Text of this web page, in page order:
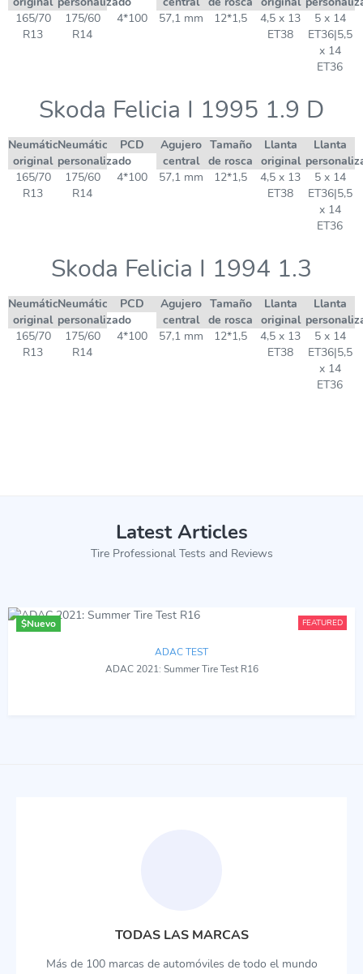
165/70
R13
175/60
R14
4*100 57,1 mm 12*1,5
4,5 x 13
ET38
5 x 14
ET36|5,5
x 14
ET36
Skoda Felicia I 1995 1.9 D
Neumático
original
Neumático
personalizado
PCD
Agujero
central
Tamaño
de rosca
Llanta
original
Llanta
165/70
R13
175/60
R14
4*100 57,1 mm 12*1,5
4,5 x 13
ET38
5 x 14
ET36|5,5
x 14
ET36
Skoda Felicia I 1994 1.3
Neumático
original
Neumático
personalizado
PCD
Agujero
central
Tamaño
de rosca
Llanta
original
Llanta
165/70
R13
175/60
R14
4*100 57,1 mm 12*1,5
4,5 x 13
ET38
5 x 14
ET36|5,5
x 14
ET36
Latest Articles
Tire Professional Tests and Reviews
FEATURED
$Nuevo
ADAC TEST
ADAC 2021: Summer Tire Test R16
TODAS LAS MARCAS
Más de 100 marcas de automóviles de todo el mundo